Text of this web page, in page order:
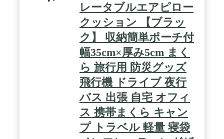
レータブルエアピロー
クッション 【ブラッ
ク】 収納簡単ポーチ付
幅35cm×厚み5cm まく
ら 旅行用 防災グッズ
飛行機 ドライブ 夜行
バス 出張 自宅 オフィ
ス 携帯まくら キャン
プ トラベル 軽量 寝袋